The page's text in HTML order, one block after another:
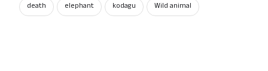
death elephant kodagu Wild animal